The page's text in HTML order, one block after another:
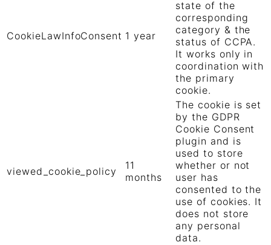
CookieLawInfoConsent 1 year
state of the
corresponding
category & the
status of CCPA.
It works only in
coordination with
the primary
cookie.
viewed_cookie_policy
11
months
The cookie is set
by the GDPR
Cookie Consent
plugin and is
used to store
whether or not
user has
consented to the
use of cookies. It
does not store
any personal
data.